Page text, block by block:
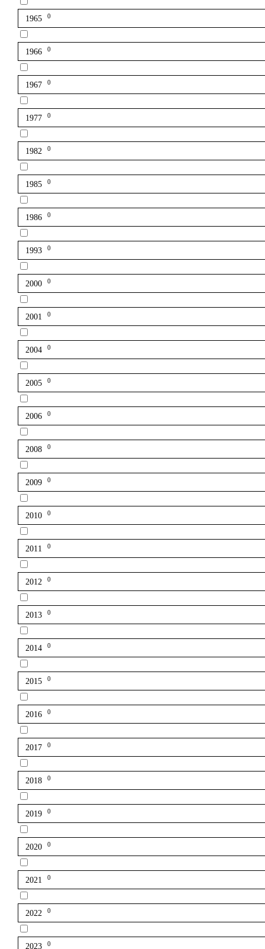
1965 0
1966 0
1967 0
1977 0
1982 0
1985 0
1986 0
1993 0
2000 0
2001 0
2004 0
2005 0
2006 0
2008 0
2009 0
2010 0
2011 0
2012 0
2013 0
2014 0
2015 0
2016 0
2017 0
2018 0
2019 0
2020 0
2021 0
2022 0
2023 0